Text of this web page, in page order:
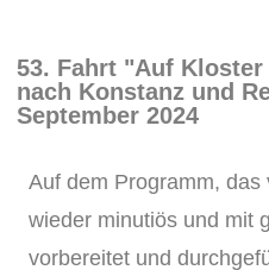
53. Fahrt "Auf
nach Konstanz und
September 2024
Auf dem Programm, das
wieder minutiös und mit
vorbereitet und